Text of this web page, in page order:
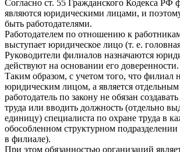
Согласно ст. 55 Гражданского Кодекса РФ
являются юридическими лицами, и
быть работодателями.
Работодателем по отношению к
выступает юридическое лицо (т. е.
Руководители филиалов назначаются
действуют на основании его доверенности.
Таким образом, с учетом того, что филиал
юридическим лицом, а является отдельным
работодатель по закону не обязан
труда или вводить должность (отдельно
единицу) специалиста по охране труда в
обособленном структурном подразделении
в филиале).
При этом обязанностью организаций